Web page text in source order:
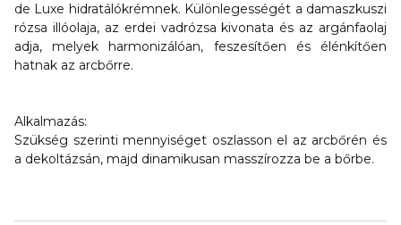
de Luxe hidratálókrémnek. Különlegességét a damaszkuszi
rózsa illóolaja, az erdei vadrózsa kivonata és az argánfaolaj
adja, melyek harmonizálóan, feszesítően és élénkítően
hatnak az arcbőrre.
Alkalmazás:
Szükség szerinti mennyiséget oszlasson el az arcbőrén és
a dekoltázsán, majd dinamikusan masszírozza be a bőrbe.